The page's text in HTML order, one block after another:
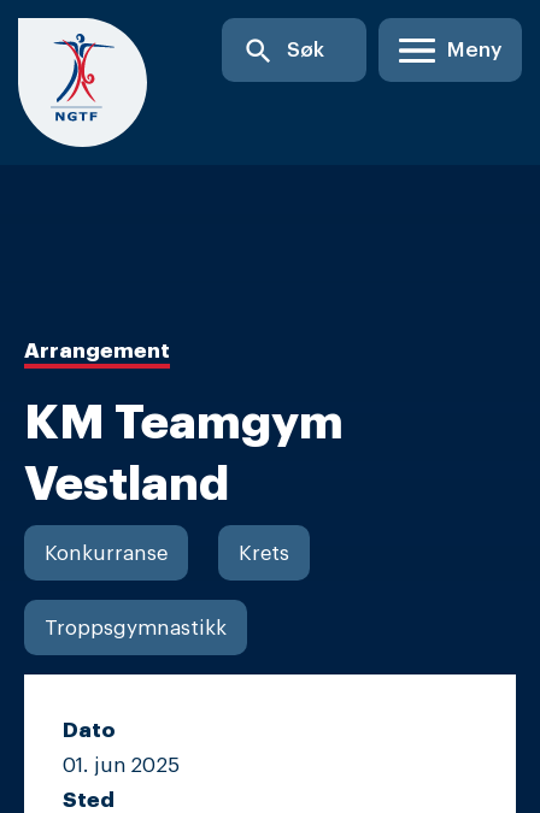
Skip
content
search Søk Meny
Arrangement
KM Teamgym
Vestland
Konkurranse Krets
Troppsgymnastikk
Dato
01. jun 2025
Sted